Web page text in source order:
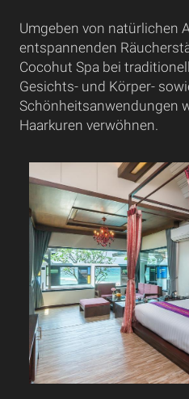
Umgeben von natürlichen
entspannenden
Cocohut Spa bei
Gesichts- und Körper-
Schönheitsanwendungen
Haarkuren verwöhnen.